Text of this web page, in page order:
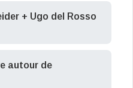
+ Ugo del Rosso
autour de